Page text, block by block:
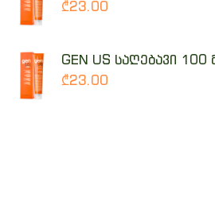
₾23.00
GEN US საღებავი
₾23.00